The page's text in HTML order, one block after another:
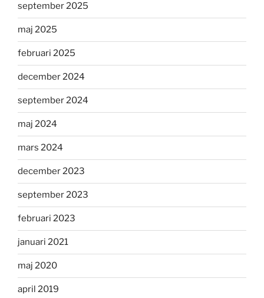
september 2025
maj 2025
februari 2025
december 2024
september 2024
maj 2024
mars 2024
december 2023
september 2023
februari 2023
januari 2021
maj 2020
april 2019